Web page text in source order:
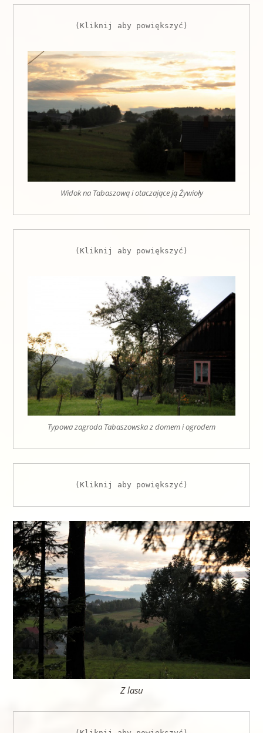
(Kliknij aby powiększyć)
Widok na Tabaszową i otaczające ją Żywioły
(Kliknij aby powiększyć)
Typowa zagroda Tabaszowska z domem i ogrodem
(Kliknij aby powiększyć)
Z lasu